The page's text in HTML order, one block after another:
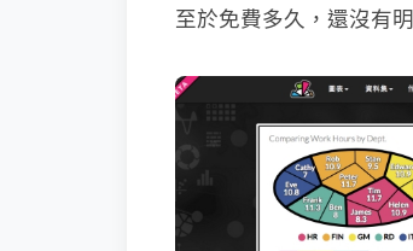
至於免費多久，還沒有